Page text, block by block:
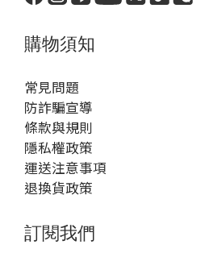
購物須知
常見問題
防詐騙宣導
條款與規則
隱私權政策
運送注意事項
退換貨政策
訂閱我們